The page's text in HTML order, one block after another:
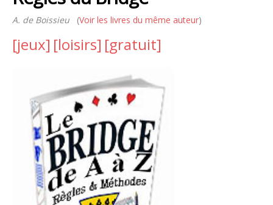
Quotidien
A. de Boissieu (Voir les livres du même auteur)
[jeux] [loisirs] [gratuit]